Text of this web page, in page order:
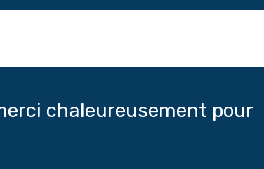
chaleureusement pour